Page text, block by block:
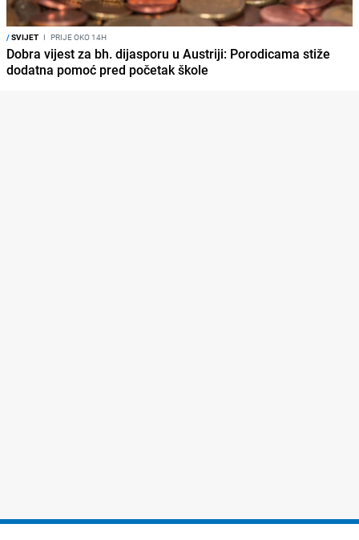
/SVIJET I PRIJE OKO 14H
Dobra vijest za bh. dijasporu u Austriji: Porodicama stiže
dodatna pomoć pred početak škole